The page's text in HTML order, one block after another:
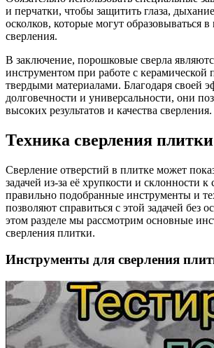
и перчатки, чтобы защитить глаза,
осколков, которые могут образовываться в
сверления.
В заключение, порошковые сверла
инструментом при работе с керамической
твердыми материалами. Благодаря своей
долговечности и универсальности, они
высоких результатов и качества сверления.
Техника сверления плитки
Сверление отверстий в плитке может
задачей из-за её хрупкости и склонности
правильно подобранные инструменты и
позволяют справиться с этой задачей без
этом разделе мы рассмотрим основные
сверления плитки.
Инструменты для сверления